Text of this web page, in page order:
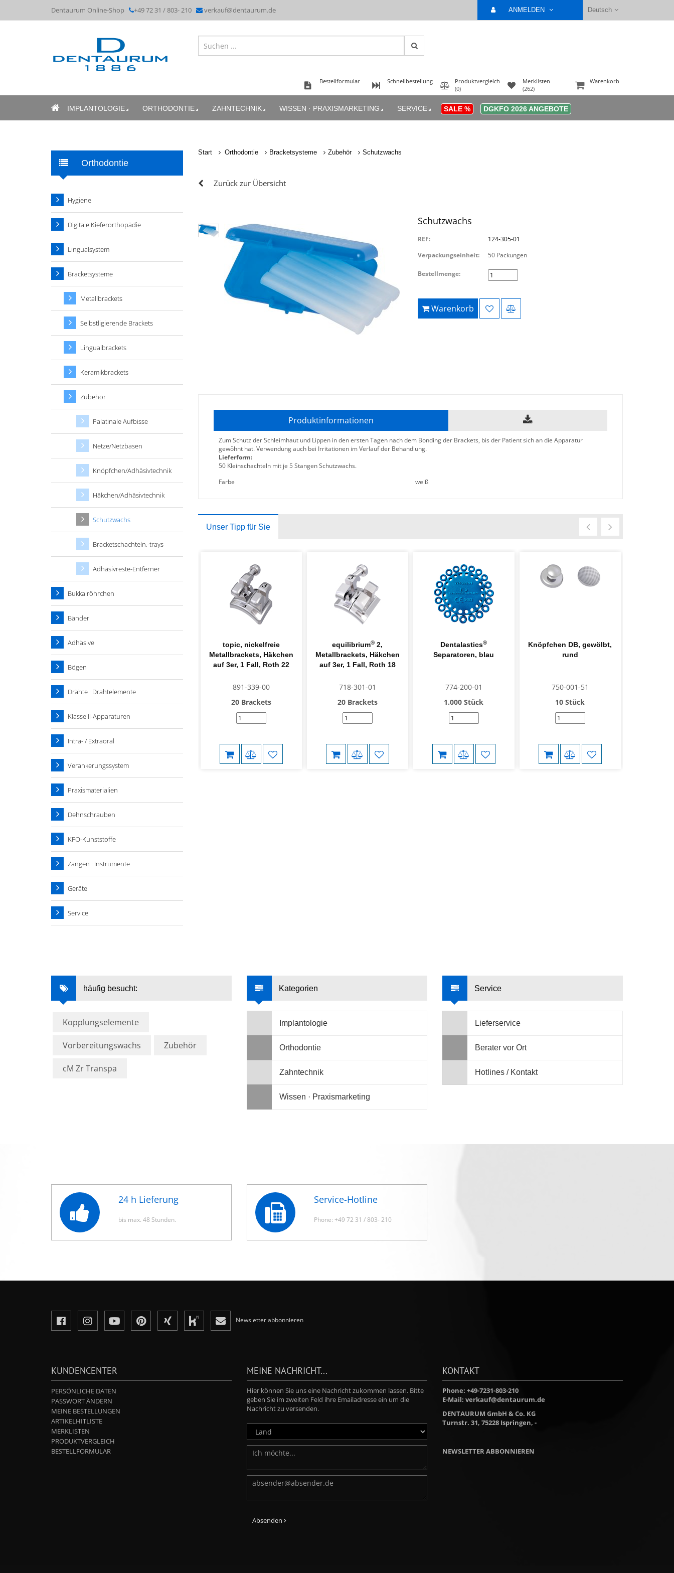
Dentaurum Online-Shop +49 72 31 / 803- 210 verkauf@dentaurum.de Deutsch
ANMELDEN
Warenkorb
Merklisten
(262)
Produktvergleich
(0)
Schnellbestellung
Bestellformular
IMPLANTOLOGIE ORTHODONTIE ZAHNTECHNIK WISSEN · PRAXISMARKETING SERVICE SALE % DGKFO 2026 ANGEBOTE
Start Orthodontie Bracketsysteme Zubehör Schutzwachs
Zurück zur Übersicht
Schutzwachs
REF:
124-305-01
Verpackungseinheit:
50 Packungen
Bestellmenge:
Warenkorb
Produktinformationen
Zum Schutz der Schleimhaut und Lippen in den ersten Tagen nach dem Bonding der Brackets, bis der Patient sich an die Apparatur
gewöhnt hat. Verwendung auch bei Irritationen im Verlauf der Behandlung.
Lieferform:
50 Kleinschachteln mit je 5 Stangen Schutzwachs.
Farbe
weiß
Unser Tipp für Sie
topic, nickelfreie
Metallbrackets, Häkchen
auf 3er, 1 Fall, Roth 22
891-339-00
20 Brackets
equilibrium® 2,
Metallbrackets, Häkchen
auf 3er, 1 Fall, Roth 18
718-301-01
20 Brackets
Dentalastics®
Separatoren, blau
774-200-01
1.000 Stück
Knöpfchen DB, gewölbt,
rund
750-001-51
10 Stück
Orthodontie
Hygiene
Digitale Kieferorthopädie
Lingualsystem
Bracketsysteme
Metallbrackets
Selbstligierende Brackets
Lingualbrackets
Keramikbrackets
Zubehör
Palatinale Aufbisse
Netze/Netzbasen
Knöpfchen/Adhäsivtechnik
Häkchen/Adhäsivtechnik
Schutzwachs
Bracketschachteln,-trays
Adhäsivreste-Entferner
Bukkalröhrchen
Bänder
Adhäsive
Bögen
Drähte · Drahtelemente
Klasse II-Apparaturen
Intra- / Extraoral
Verankerungssystem
Praxismaterialien
Dehnschrauben
KFO-Kunststoffe
Zangen · Instrumente
Geräte
Service
häufig besucht:
Kopplungselemente
Vorbereitungswachs Zubehör
cM Zr Transpa
Kategorien
Implantologie
Orthodontie
Zahntechnik
Wissen · Praxismarketing
Service
Lieferservice
Berater vor Ort
Hotlines / Kontakt
24 h Lieferung
bis max. 48 Stunden.
Service-Hotline
Phone: +49 72 31 / 803- 210
Newsletter abbonnieren
KUNDENCENTER
PERSÖNLICHE DATEN
PASSWORT ÄNDERN
MEINE BESTELLUNGEN
ARTIKELHITLISTE
MERKLISTEN
PRODUKTVERGLEICH
BESTELLFORMULAR
MEINE NACHRICHT...
Hier können Sie uns eine Nachricht zukommen lassen. Bitte
geben Sie im zweiten Feld ihre Emailadresse ein um die
Nachricht zu versenden.
Absenden
KONTAKT
Phone: +49-7231-803-210
E-Mail: verkauf@dentaurum.de
DENTAURUM GmbH & Co. KG
Turnstr. 31, 75228 Ispringen, -
NEWSLETTER ABBONNIEREN